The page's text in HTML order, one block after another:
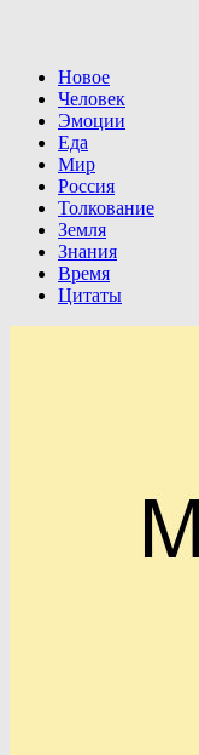
Новое
Человек
Эмоции
Еда
Мир
Россия
Толкование
Земля
Знания
Время
Цитаты